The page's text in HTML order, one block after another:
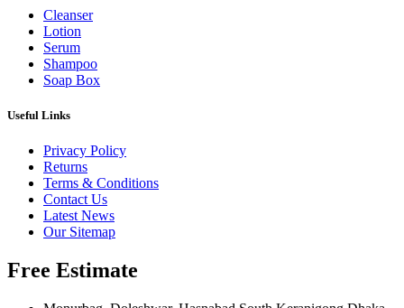
Cleanser
Lotion
Serum
Shampoo
Soap Box
Useful Links
Privacy Policy
Returns
Terms & Conditions
Contact Us
Latest News
Our Sitemap
Free Estimate